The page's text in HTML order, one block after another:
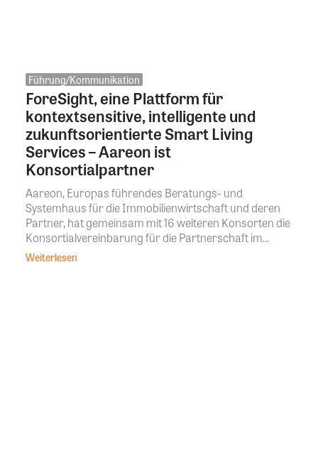
Führung/Kommunikation
ForeSight, eine Plattform für
kontextsensitive, intelligente und
zukunftsorientierte Smart Living
Services – Aareon ist
Konsortialpartner
Aareon, Europas führendes Beratungs- und
Systemhaus für die Immobilienwirtschaft und deren
Partner, hat gemeinsam mit 16 weiteren Konsorten die
Konsortialvereinbarung für die Partnerschaft im...
Weiterlesen